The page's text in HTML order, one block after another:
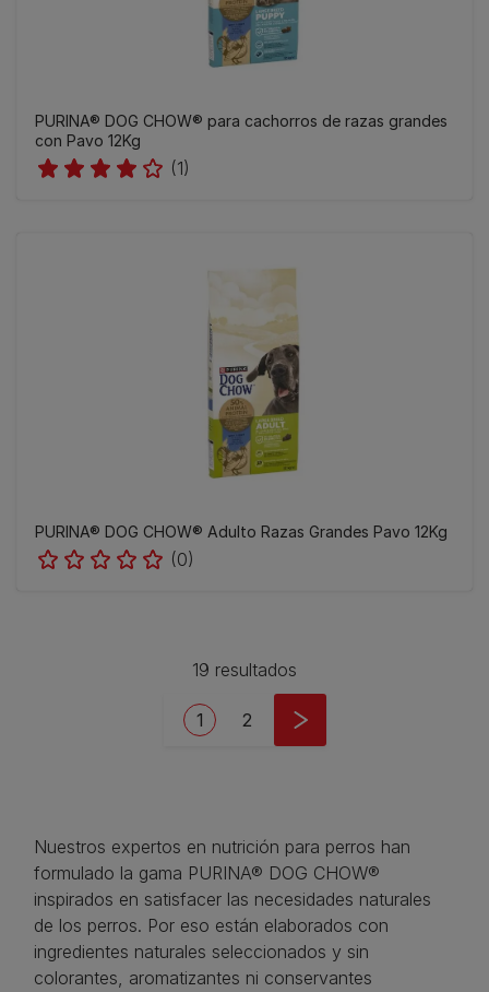
PURINA® DOG CHOW® para cachorros de razas grandes
con Pavo 12Kg
(1)
PURINA® DOG CHOW® Adulto Razas Grandes Pavo 12Kg
(0)
19 resultados
Current page
1 Page
2
Nuestros expertos en nutrición para perros han
formulado la gama PURINA® DOG CHOW®
inspirados en satisfacer las necesidades naturales
de los perros. Por eso están elaborados con
ingredientes naturales seleccionados y sin
colorantes, aromatizantes ni conservantes